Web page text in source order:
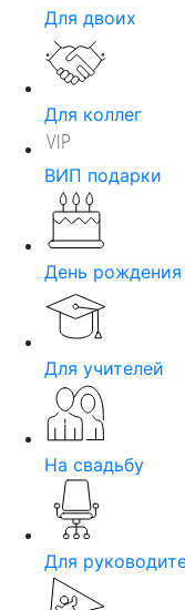
Для двоих
Для коллег
ВИП подарки
День рождения
Для учителей
На свадьбу
Для